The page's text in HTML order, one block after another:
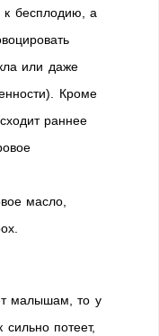
к бесплодию, а
или даже
Кроме
раннее
масло,
малышам, то у
сильно потеет,